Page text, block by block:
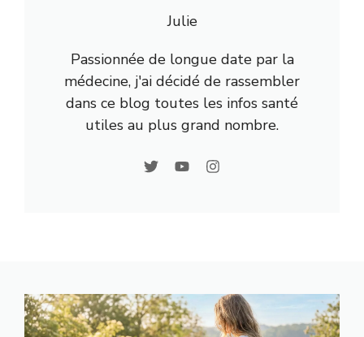
Julie
Passionnée de longue date par la
médecine, j'ai décidé de rassembler
dans ce blog toutes les infos santé
utiles au plus grand nombre.